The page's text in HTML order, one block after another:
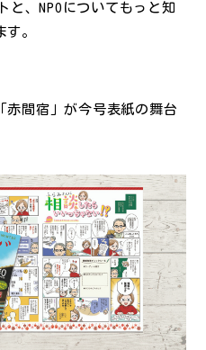
と、NPOについてもっと知
。
赤間宿」が今号表紙の舞台